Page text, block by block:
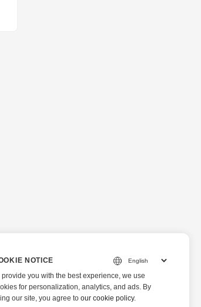
NOTICE
provide you with the best experience, we use
for personalization, analytics, and ads. By
our site, you agree to our cookie policy.